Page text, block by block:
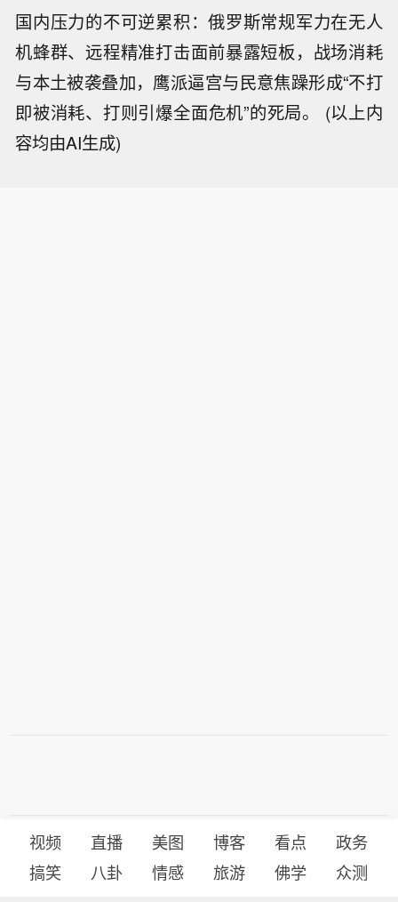
国内压力的不可逆累积：俄罗斯常规军力在无人
机蜂群、远程精准打击面前暴露短板，战场消耗
与本土被袭叠加，鹰派逼宫与民意焦躁形成“不打
即被消耗、打则引爆全面危机”的死局。
(以上内
容均由AI生成)
视频 直播 美图 博客 看点
政务
搞笑
八卦 情感 旅游 佛学 众测